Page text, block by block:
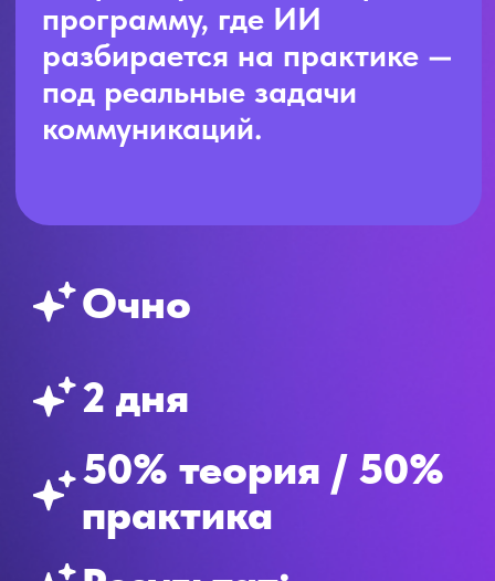
Результат:
готовые ИИ-наборы под
вашу работу + план
внедрения